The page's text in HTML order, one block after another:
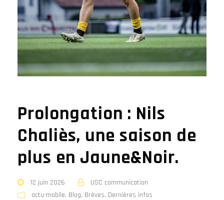
Prolongation : Nils
Chaliès, une saison de
plus en Jaune&Noir.
12 juin 2026
USC communication
actu-mobile, Blog, Brèves, Dernières infos